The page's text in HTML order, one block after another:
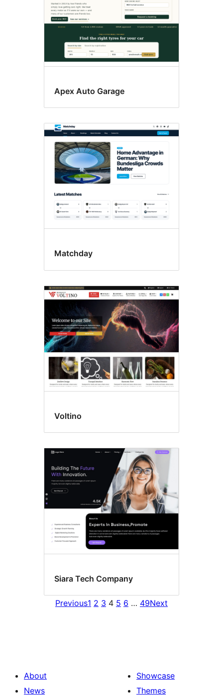
Apex Auto Garage
Matchday
Voltino
Siara Tech Company
Previous1 2 3 4 5 6 … 49Next
About
News
Showcase
Themes